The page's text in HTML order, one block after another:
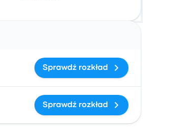
Sprawdź rozkład
Sprawdź rozkład